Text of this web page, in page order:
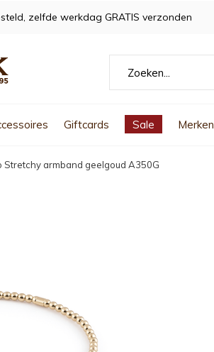
Giftcards Sale Merken
zelfde werkdag GRATIS verzonden
Stretchy armband geelgoud A350G